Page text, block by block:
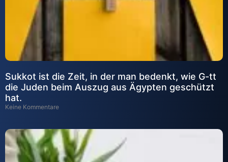
Sukkot ist die Zeit, in der man bedenkt, wie G-tt
die Juden beim Auszug aus Ägypten geschützt
hat.
Keine Kommentare